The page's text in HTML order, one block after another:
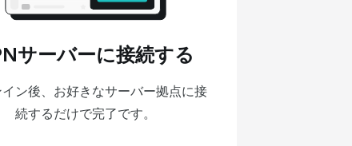
サーバーに接続する
ン後、お好きなサーバー拠点に接
続するだけで完了です。